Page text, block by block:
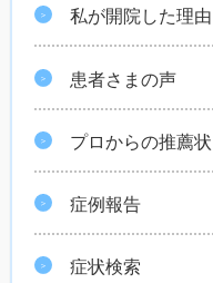
私が開院した理由
患者さまの声
プロからの推薦状
症例報告
症状検索